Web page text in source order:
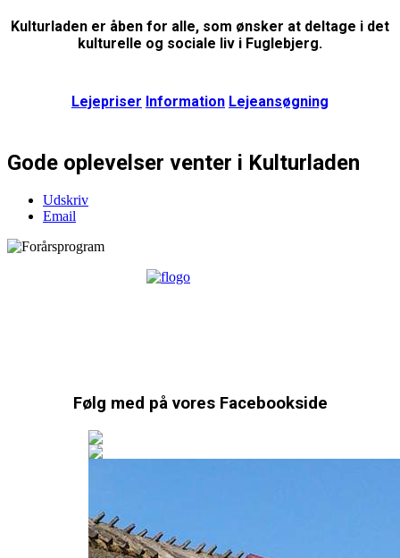
Kulturladen er åben for alle, som ønsker at deltage i det
kulturelle og sociale liv i Fuglebjerg.
Lejepriser Information Lejeansøgning
Gode oplevelser venter i Kulturladen
Udskriv
Email
Følg med på vores Facebookside